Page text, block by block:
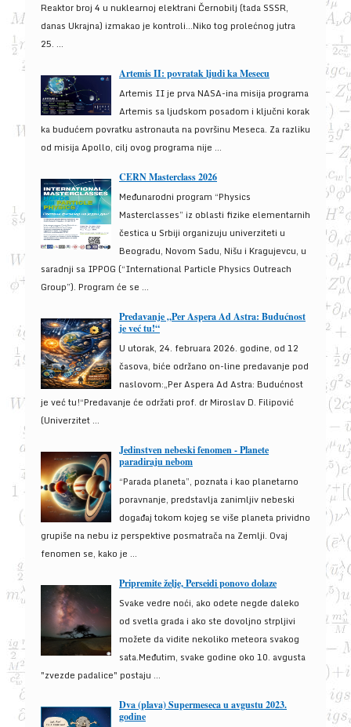
Reaktor broj 4 u nuklearnoj elektrani Černobilj (tada SSSR,
danas Ukrajna) izmakao je kontroli...Niko tog prolećnog jutra
25. ...
Artemis II: povratak ljudi ka Mesecu
Artemis II je prva NASA-ina misija programa
Artemis sa ljudskom posadom i ključni korak
ka budućem povratku astronauta na površinu Meseca. Za razliku
od misija Apollo, cilj ovog programa nije ...
CERN Masterclass 2026
Međunarodni program “Physics
Masterclasses” iz oblasti fizike elementarnih
čestica u Srbiji organizuju univerziteti u
Beogradu, Novom Sadu, Nišu i Kragujevcu, u
saradnji sa IPPOG (“International Particle Physics Outreach
Group”). Program će se ...
Predavanje „Per Aspera Ad Astra: Budućnost
je već tu!“
U utorak, 24. februara 2026. godine, od 12
časova, biće održano on-line predavanje pod
naslovom:„Per Aspera Ad Astra: Budućnost
je već tu!“Predavanje će održati prof. dr Miroslav D. Filipović
(Univerzitet ...
Jedinstven nebeski fenomen - Planete
paradiraju nebom
“Parada planeta”, poznata i kao planetarno
poravnanje, predstavlja zanimljiv nebeski
događaj tokom kojeg se više planeta prividno
grupiše na nebu iz perspektive posmatrača na Zemlji. Ovaj
fenomen se, kako je ...
Pripremite želje, Perseidi ponovo dolaze
Svake vedre noći, ako odete negde daleko
od svetla grada i ako ste dovoljno strpljivi
možete da vidite nekoliko meteora svakog
sata.Međutim, svake godine oko 10. avgusta
"zvezde padalice" postaju ...
Dva (plava) Supermeseca u avgustu 2023.
godine